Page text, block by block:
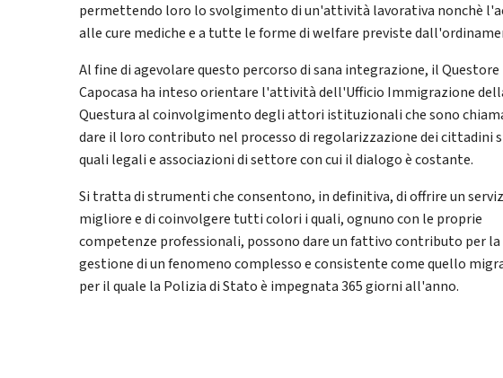
permettendo loro lo svolgimento di un'attività lavorativa nonchè
alle cure mediche e a tutte le forme di welfare previste
Al fine di agevolare questo percorso di sana integrazione, il Questore
Capocasa ha inteso orientare l'attività dell'Ufficio Immigrazione
Questura al coinvolgimento degli attori istituzionali che sono
dare il loro contributo nel processo di regolarizzazione dei cittadini
quali legali e associazioni di settore con cui il dialogo è costante.
Si tratta di strumenti che consentono, in definitiva, di offrire un
migliore e di coinvolgere tutti colori i quali, ognuno con le proprie
competenze professionali, possono dare un fattivo contributo per la
gestione di un fenomeno complesso e consistente come quello
per il quale la Polizia di Stato è impegnata 365 giorni all'anno.